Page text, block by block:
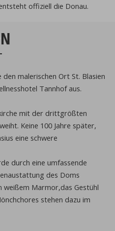
offiziell die Donau.
den malerischen Ort St. Blasien
Tannhof aus.
mit der drittgrößten
Keine 100 Jahre später,
eine schwere
durch eine umfassende
des Doms
Marmor,das Gestühl
stehen dazu im